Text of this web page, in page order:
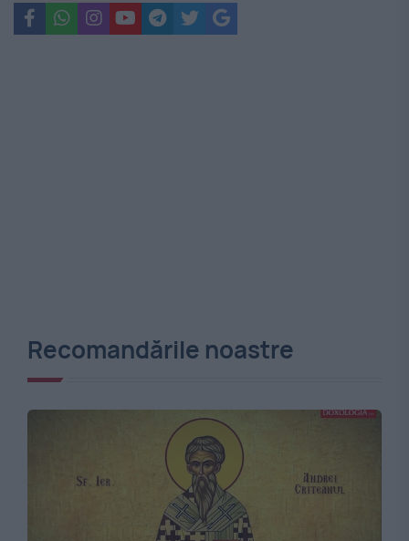
Recomandările noastre